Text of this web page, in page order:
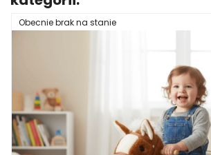
Obecnie brak na stanie